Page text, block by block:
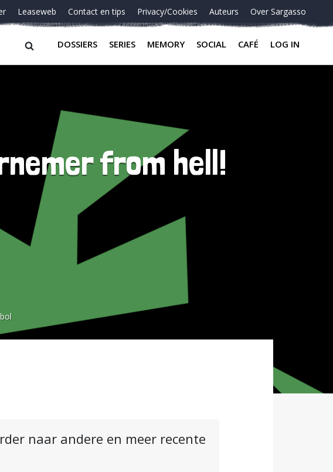
Leaseweb Contact en tips Privacy/Cookies Auteurs Over Sargasso
DOSSIERS SERIES MEMORY SOCIAL CAFÉ LOG IN
from hell!
naar andere en meer recente